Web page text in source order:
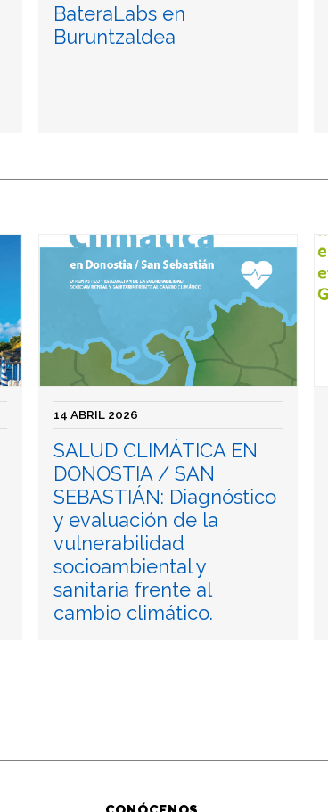
BateraLabs en
Buruntzaldea
14 ABRIL 2026
SALUD CLIMÁTICA EN
DONOSTIA / SAN
SEBASTIÁN: Diagnóstico
y evaluación de la
vulnerabilidad
socioambiental y
sanitaria frente al
cambio climático.